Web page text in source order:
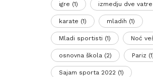
igre (1) izmedju dve vatre
karate (1) mladih (1)
Mladi sportisti (1) Noć
osnovna škola(2) Pariz
Sajam sporta 2022(1)